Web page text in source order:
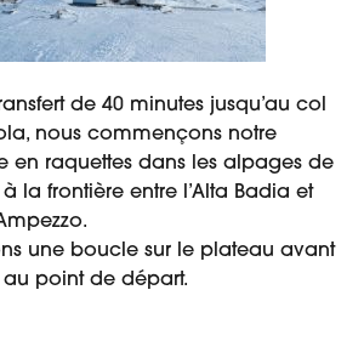
de 40 minutes jusqu’au col
nous commençons notre
en raquettes dans les alpages de
la frontière entre l’Alta Badia et
une boucle sur le plateau avant
point de départ.